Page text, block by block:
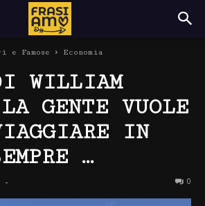
e Famose Economia
WILLIAM
GENTE VUOLE
IN
…
- 0